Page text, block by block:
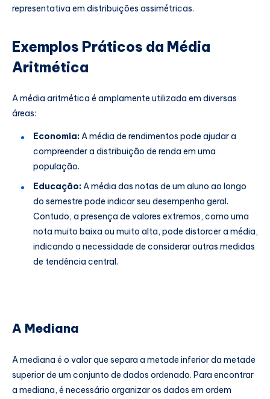
representativa em distribuições assimétricas.
Exemplos Práticos da Média
Aritmética
A média aritmética é amplamente utilizada em diversas
áreas:
Economia:A média de rendimentos pode ajudar a
compreender a distribuição de renda em uma
população.
Educação:A média das notas de um aluno ao longo
do semestre pode indicar seu desempenho geral.
Contudo, a presença de valores extremos, como uma
nota muito baixa ou muito alta, pode distorcer a média,
indicando a necessidade de considerar outras medidas
de tendência central.
A Mediana
A mediana é o valor que separa a metade inferior da metade
superior de um conjunto de dados ordenado. Para encontrar
a mediana, é necessário organizar os dados em ordem